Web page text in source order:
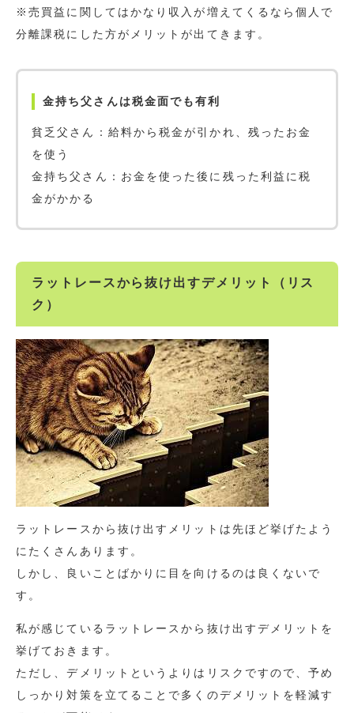
※売買益に関してはかなり収入が増えてくるなら個人で
分離課税にした方がメリットが出てきます。
金持ち父さんは税金面でも有利
貧乏父さん：給料から税金が引かれ、残ったお金
を使う
金持ち父さん：お金を使った後に残った利益に税
金がかかる
ラットレースから抜け出すデメリット（リス
ク）
ラットレースから抜け出すメリットは先ほど挙げたよう
にたくさんあります。
しかし、良いことばかりに目を向けるのは良くないで
す。
私が感じているラットレースから抜け出すデメリットを
挙げておきます。
ただし、デメリットというよりはリスクですので、予め
しっかり対策を立てることで多くのデメリットを軽減す